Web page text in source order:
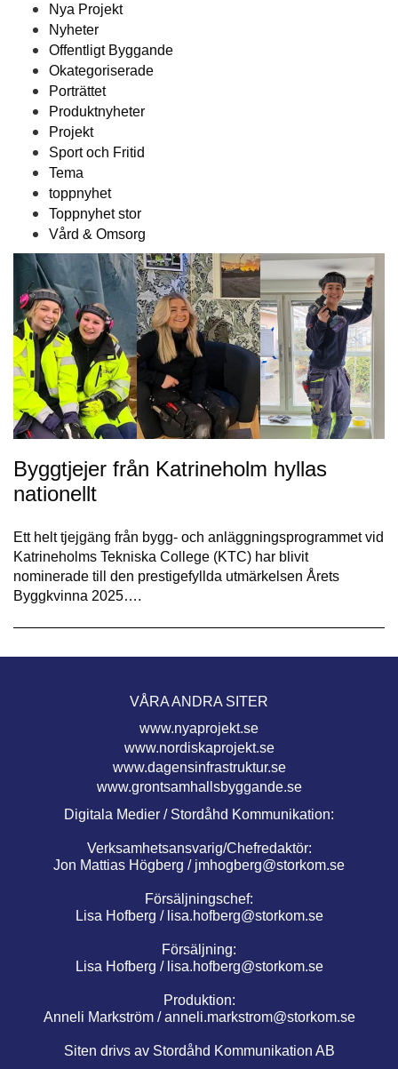
Nya Projekt
Nyheter
Offentligt Byggande
Okategoriserade
Porträttet
Produktnyheter
Projekt
Sport och Fritid
Tema
toppnyhet
Toppnyhet stor
Vård & Omsorg
Byggtjejer från Katrineholm hyllas
nationellt
Ett helt tjejgäng från bygg- och anläggningsprogrammet vid
Katrineholms Tekniska College (KTC) har blivit
nominerade till den prestigefyllda utmärkelsen Årets
Byggkvinna 2025….
VÅRA ANDRA SITER
www.nyaprojekt.se
www.nordiskaprojekt.se
www.dagensinfrastruktur.se
www.grontsamhallsbyggande.se
Digitala Medier / Stordåhd Kommunikation:
Verksamhetsansvarig/Chefredaktör:
Jon Mattias Högberg / jmhogberg@storkom.se
Försäljningschef:
Lisa Hofberg / lisa.hofberg@storkom.se
Försäljning:
Lisa Hofberg / lisa.hofberg@storkom.se
Produktion:
Anneli Markström /anneli.markstrom@storkom.se
Siten drivs av Stordåhd Kommunikation AB